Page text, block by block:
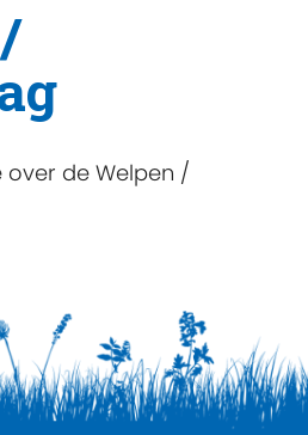
de Welpen /